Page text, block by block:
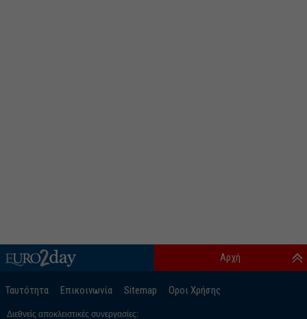
Ταυτότητα Επικοινωνία Sitemap Οροι Χρήσης
Αρχή
Διεθνείς αποκλειστικές συνεργασίες: